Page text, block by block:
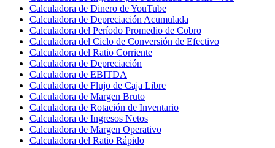
Calculadora de Dinero de YouTube
Calculadora de Depreciación Acumulada
Calculadora del Período Promedio de Cobro
Calculadora del Ciclo de Conversión de Efectivo
Calculadora del Ratio Corriente
Calculadora de Depreciación
Calculadora de EBITDA
Calculadora de Flujo de Caja Libre
Calculadora de Margen Bruto
Calculadora de Rotación de Inventario
Calculadora de Ingresos Netos
Calculadora de Margen Operativo
Calculadora del Ratio Rápido